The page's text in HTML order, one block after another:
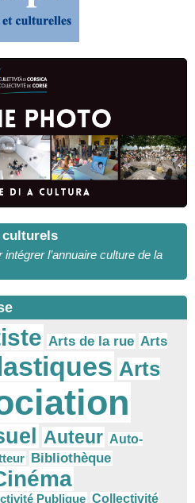
culturels
l’annuaire culture de la
Arts de la rue Arts
Arts
Auteur Auto-
Bibliothèque
Publique Collectivité